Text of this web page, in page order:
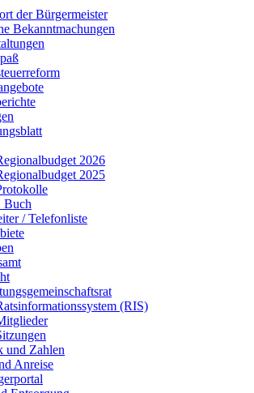
der Bürgermeister
Bekanntmachungen
2026
2025
Buch
/ Telefonliste
(RIS)
und Zahlen
Anreise